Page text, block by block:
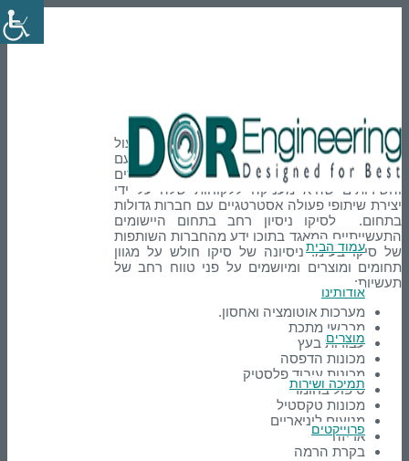
עמוד הבית
אודותינו
מוצרים
תמיכה ושירות
פרוייקטים
Siko
סיקו בע"מ נוסדה בשנת 1992 בתור מכירות ותפעול
תמיכה טכנית לחברה האם סיקו גרמניה. עם
השנים הגדילה משמעותית את סל המוצרים
והשירותים שהיא מעניקה ללקוחות שלה על ידי
יצירת שיתופי פעולה אסטרטגיים עם חברות גדולות
בתחום. לסיקו ניסיון רחב בתחום היישומים
התעשייתיים המאגד בתוכו ידע מהחברות השותפות
של סיקו בע"מ. ניסיונה של סיקו חולש על מגוון
תחומים ומוצרים ומיושמים על פני טווח רחב של
תעשיות:
מערכות אוטומציה ואחסון.
מכבשי מתכת
עבודות בעץ
מכונות הדפסה
מכונות עיבוד פלסטיק
טיפול בחומר
מכונות טקסטיל
מנועים ליניאריים
אריזה
בקרת הרמה